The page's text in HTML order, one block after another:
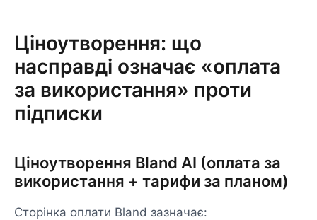
Ціноутворення: що
насправді означає «оплата
за використання» проти
підписки
Ціноутворення Bland AI (оплата за
використання + тарифи за планом)
Сторінка оплати Bland зазначає: